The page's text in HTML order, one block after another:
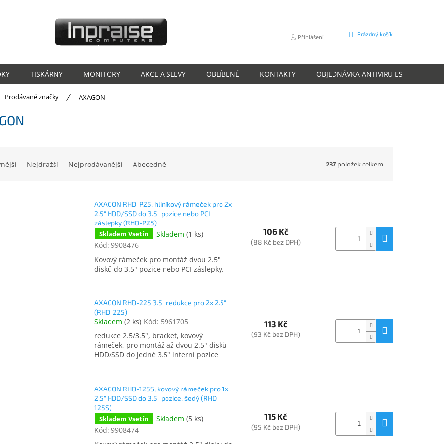
Přihlášení
NÁKUPNÍ
Prázdný košík
TISKÁRNY MONITORY AKCE A SLEVY OBLÍBENÉ KONTAKTY OBJEDNÁVKA ANTIVIRU ESET
Prodávané značky AXAGON
Nejdražší Nejprodávanější Abecedně 237 položek celkem
AXAGON RHD-P25, hliníkový rámeček pro 2x
2.5" HDD/SSD do 3.5" pozice nebo PCI
záslepky (RHD-P25)
Skladem Vsetín Skladem (1 ks)
Kód: 9908476
Kovový rámeček pro montáž dvou 2.5"
disků do 3.5" pozice nebo PCI záslepky.
106 Kč
(88 Kč bez DPH)
AXAGON RHD-225 3.5" redukce pro 2x 2.5"
(RHD-225)
Skladem (2 ks) Kód: 5961705
redukce 2.5/3.5", bracket, kovový
rámeček, pro montáž až dvou 2.5" disků
HDD/SSD do jedné 3.5" interní pozice
113 Kč
(93 Kč bez DPH)
AXAGON RHD-125S, kovový rámeček pro 1x
2.5" HDD/SSD do 3.5" pozice, šedý (RHD-
125S)
Skladem Vsetín Skladem (5 ks)
Kód: 9908474
115 Kč
(95 Kč bez DPH)